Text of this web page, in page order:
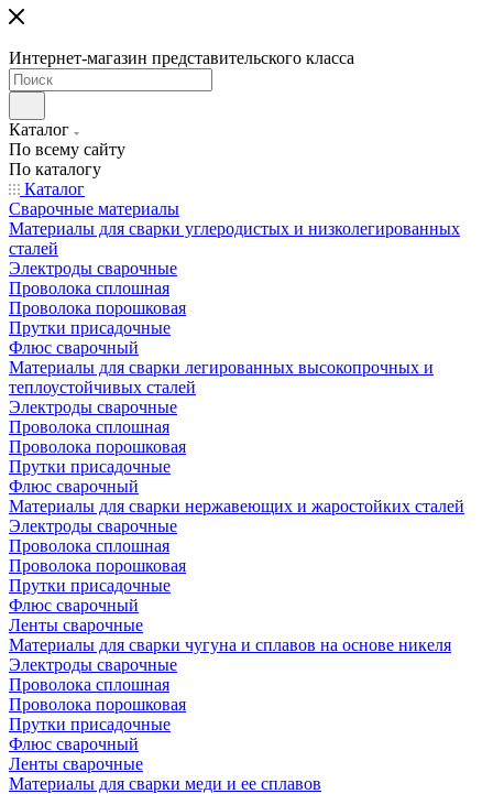
Интернет-магазин представительского класса
Каталог
По всему сайту
По каталогу
Каталог
Сварочные материалы
Материалы для сварки углеродистых и низколегированных
сталей
Электроды сварочные
Проволока сплошная
Проволока порошковая
Прутки присадочные
Флюс сварочный
Материалы для сварки легированных высокопрочных и
теплоустойчивых сталей
Электроды сварочные
Проволока сплошная
Проволока порошковая
Прутки присадочные
Флюс сварочный
Материалы для сварки нержавеющих и жаростойких сталей
Электроды сварочные
Проволока сплошная
Проволока порошковая
Прутки присадочные
Флюс сварочный
Ленты сварочные
Материалы для сварки чугуна и сплавов на основе никеля
Электроды сварочные
Проволока сплошная
Проволока порошковая
Прутки присадочные
Флюс сварочный
Ленты сварочные
Материалы для сварки меди и ее сплавов